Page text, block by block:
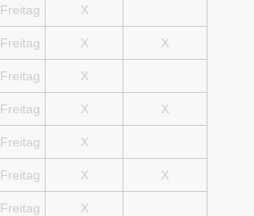
Freitag X
Freitag X X
Freitag X
Freitag X X
Freitag X
Freitag X X
Freitag X